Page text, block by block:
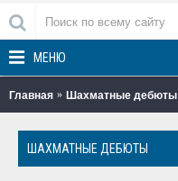
МЕНЮ
Главная Шахматные дебюты
ШАХМАТНЫЕ ДЕБЮТЫ